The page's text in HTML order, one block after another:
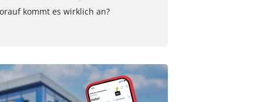
kommt es wirklich an?